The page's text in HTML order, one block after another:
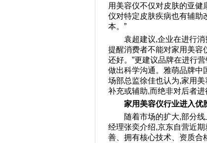
用美容仪不仅对皮肤的亚健
仪对特定皮肤疾病也有辅助
本。”
袁超建议,企业在进行
提醒消费者不能对家用美容
还好。”更建议品牌在进行
做出科学沟通。雅萌品牌中
场部总监徐佳也认为,家用
补充或辅助,而绝非对后者进
家用美容仪行业进入优
随着市场的扩大,部分
经理张奕介绍,京东自营近
善、拥有核心技术、资质合